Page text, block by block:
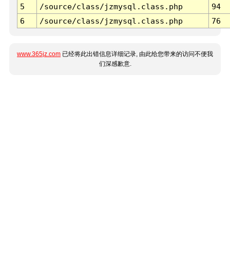
5
/source/class/jzmysql.class.php
94
6
/source/class/jzmysql.class.php 76
www.365jz.com 已经将此出错信息详细记录, 由此给您带来的访问不便我
们深感歉意.